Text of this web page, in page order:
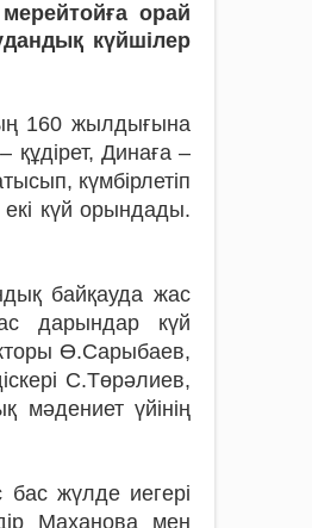
орай
күйшілер
160 жылдығына
Динаға –
күмбірлетіп
күй орындады.
байқауда жас
дарындар күй
Ө.Сарыбаев,
С.Төрәлиев,
мә­дениет үйінің
жүлде иегері
Маханова мен